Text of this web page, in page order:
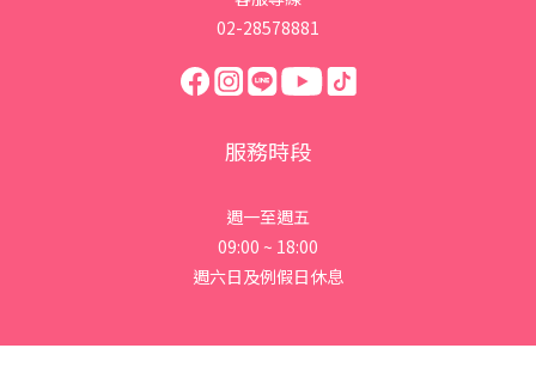
02-28578881
服務時段
週一至週五
09:00 ~ 18:00
週六日及例假日休息